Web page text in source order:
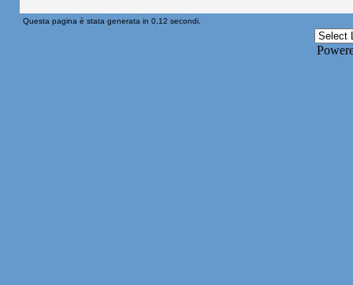
Questa pagina è stata generata in 0,12 secondi.